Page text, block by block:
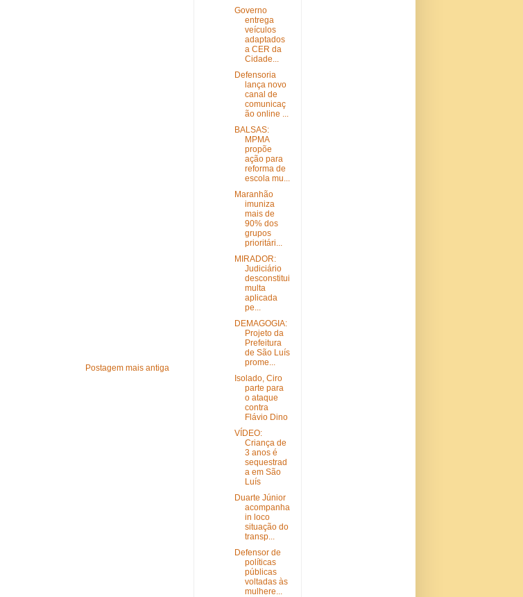
Postagem mais antiga
Governo
entrega
veículos
adaptados
a CER da
Cidade...
Defensoria
lança novo
canal de
comunicaç
ão online ...
BALSAS:
MPMA
propõe
ação para
reforma de
escola mu...
Maranhão
imuniza
mais de
90% dos
grupos
prioritári...
MIRADOR:
Judiciário
desconstitui
multa
aplicada
pe...
DEMAGOGIA:
Projeto da
Prefeitura
de São Luís
prome...
Isolado, Ciro
parte para
o ataque
contra
Flávio Dino
VÍDEO:
Criança de
3 anos é
sequestrad
a em São
Luís
Duarte Júnior
acompanha
in loco
situação do
transp...
Defensor de
políticas
públicas
voltadas às
mulhere...